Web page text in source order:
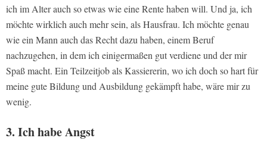
ich im Alter auch so etwas wie eine Rente haben will. Und ja, ich
möchte wirklich auch mehr sein, als Hausfrau. Ich möchte genau
wie ein Mann auch das Recht dazu haben, einem Beruf
nachzugehen, in dem ich einigermaßen gut verdiene und der mir
Spaß macht. Ein Teilzeitjob als Kassiererin, wo ich doch so hart für
meine gute Bildung und Ausbildung gekämpft habe, wäre mir zu
wenig.
3. Ich habe Angst